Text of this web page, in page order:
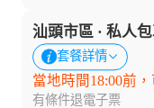
汕頭市區 · 私人
套餐詳情
當地時間18:00前
有條件退電子票